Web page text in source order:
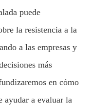
puede
la resistencia a la
a las empresas y
más
en cómo
ayudar a evaluar la